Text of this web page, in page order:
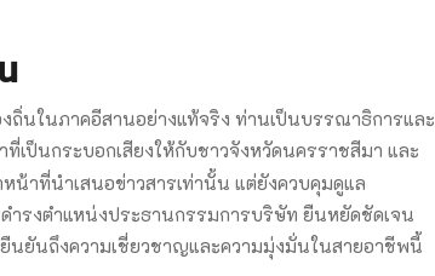
นในภาคอีสานอย่างแท้จริง ท่านเป็นบรรณาธิการและ
เป็นกระบอกเสียงให้กับชาวจังหวัดนครราชสีมา และ
น้าที่นำเสนอข่าวสารเท่านั้น แต่ยังควบคุมดูแล
ำรงตำแหน่งประธานกรรมการบริษัท ยืนหยัดชัดเจน
นยันถึงความเชี่ยวชาญและความมุ่งมั่นในสายอาชีพนี้